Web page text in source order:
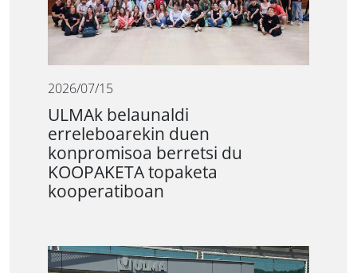
2026/07/15
ULMAk belaunaldi
erreleboarekin duen
konpromisoa berretsi du
KOOPAKETA topaketa
kooperatiboan